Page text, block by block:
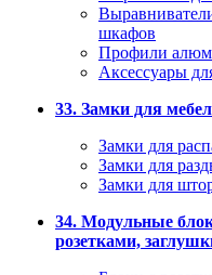
шкафов
Профили
Аксессуары
33. Замки для
Замки для
Замки для
Замки для
34. Модульные
розетками,